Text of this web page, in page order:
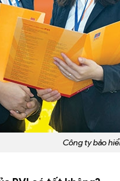
Công ty bảo